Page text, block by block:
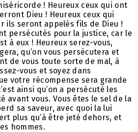
! Heureux ceux qui ont
Dieu ! Heureux ceux qui
ils seront appelés fils de Dieu !
persécutés pour la justice, car le
à eux ! Heureux serez-vous,
qu’on vous persécutera et
de vous toute sorte de mal, à
vous et soyez dans
votre récompense sera grande
ainsi qu’on a persécuté les
avant vous. Vous êtes le sel de la
sa saveur, avec quoi la lui
plus qu’à être jeté dehors, et
hommes.